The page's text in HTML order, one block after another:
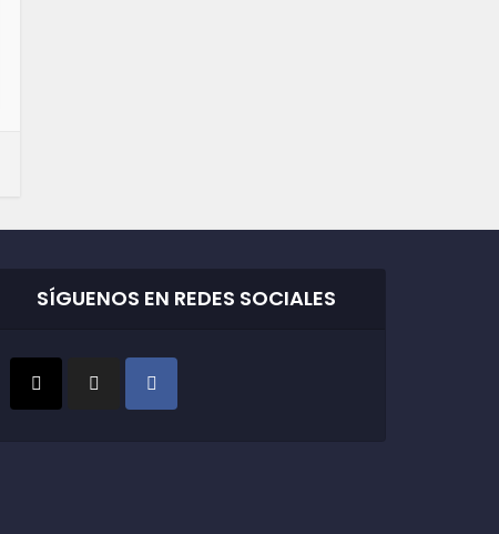
SÍGUENOS EN REDES SOCIALES